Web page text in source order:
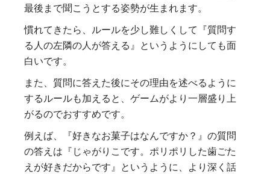
最後まで聞こうとする姿勢が生まれます。
慣れてきたら、ルールを少し難しくして『質問す
る人の左隣の人が答える』というようにしても面
白いです。
また、質問に答えた後にその理由を述べるように
するルールも加えると、ゲームがより一層盛り上
がるのでおすすめです。
例えば、『好きなお菓子はなんですか？』の質問
の答えは『じゃがりこです。ポリポリした歯ごた
えが好きだからです』というように、より深く話